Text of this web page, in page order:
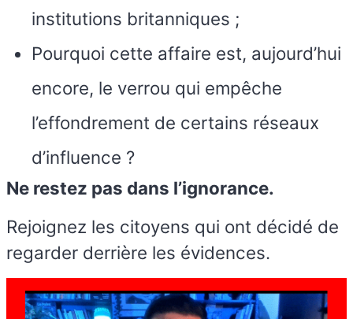
institutions britanniques ;
Pourquoi cette affaire est, aujourd’hui
encore, le verrou qui empêche
l’effondrement de certains réseaux
d’influence ?
Ne restez pas dans l’ignorance.
Rejoignez les citoyens qui ont décidé de
regarder derrière les évidences.